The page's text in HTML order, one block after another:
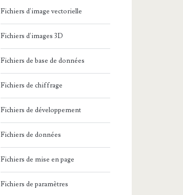
Fichiers d'image vectorielle
Fichiers d'images 3D
Fichiers de base de données
Fichiers de chiffrage
Fichiers de développement
Fichiers de données
Fichiers de mise en page
Fichiers de paramètres